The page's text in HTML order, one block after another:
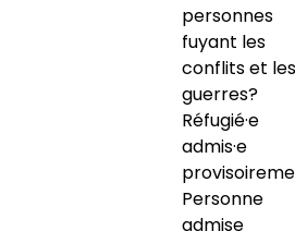
personnes
fuyant les
conflits et les
guerres?
Réfugié·e
admis·e
Personne
admise